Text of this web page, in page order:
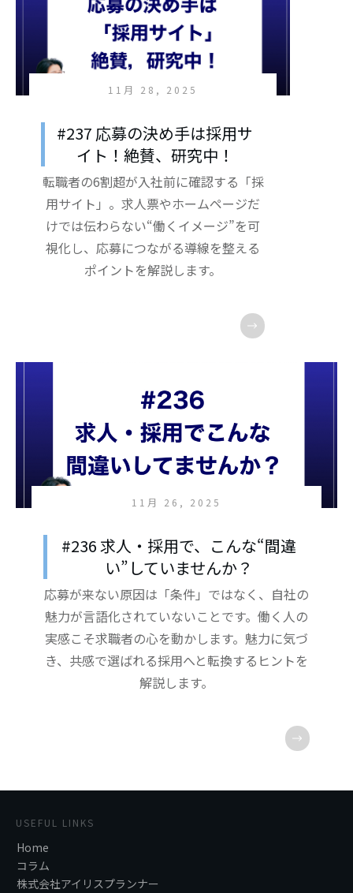
11月 28, 2025
#237 応募の決め手は採用サ
イト！絶賛、研究中！
転職者の6割超が入社前に確認する「採
用サイト」。求人票やホームページだ
けでは伝わらない“働くイメージ”を可
視化し、応募につながる導線を整える
ポイントを解説します。
11月 26, 2025
#236 求人・採用で、こんな“間違
い”していませんか？
応募が来ない原因は「条件」ではなく、自社の
魅力が言語化されていないことです。働く人の
実感こそ求職者の心を動かします。魅力に気づ
き、共感で選ばれる採用へと転換するヒントを
解説します。
USEFUL LINKS
Home
コラム
株式会社アイリスプランナー